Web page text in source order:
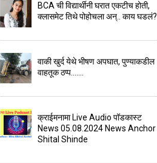
BCA ची विद्यार्थीनी घरात एकटीच होती,
क्लासमेट तिथे पोहोचला अन्.. काय घडलं?
वाकी खुर्द येथे भीषण अपघात, पुण्याकडील
वाहतूक ठप्प.......
क्राईमनामा Live Audio पॉडकास्ट
News 05.08.2024 News Anchor
Shital Shinde